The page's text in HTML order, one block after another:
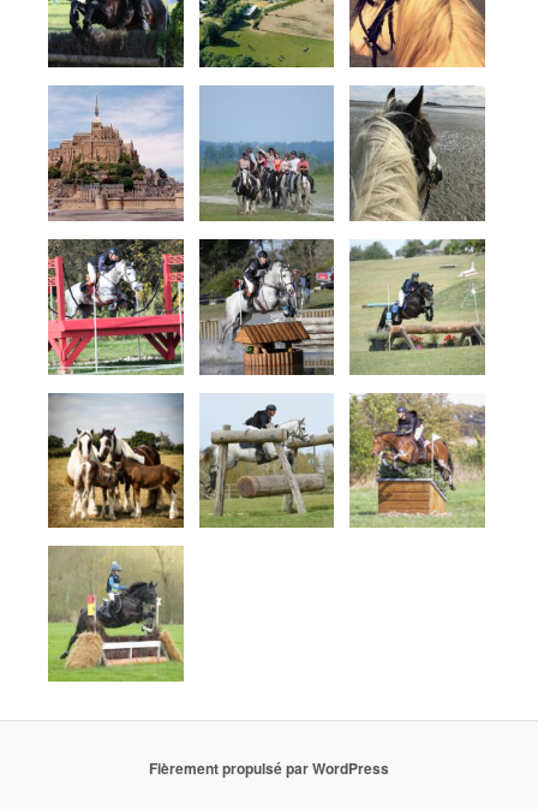
Fièrement propulsé par WordPress